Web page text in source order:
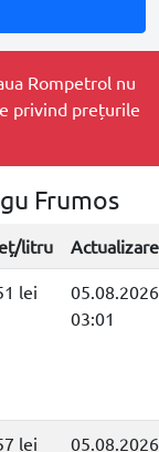
Rompetrol nu
privind prețurile
Frumos
litru Actualizare
lei
05.08.2026
03:01
lei 05.08.2026